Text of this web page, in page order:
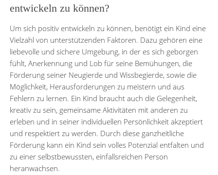
entwickeln zu können?
Um sich positiv entwickeln zu können, benötigt ein Kind eine
Vielzahl von unterstützenden Faktoren. Dazu gehören eine
liebevolle und sichere Umgebung, in der es sich geborgen
fühlt, Anerkennung und Lob für seine Bemühungen, die
Förderung seiner Neugierde und Wissbegierde, sowie die
Möglichkeit, Herausforderungen zu meistern und aus
Fehlern zu lernen. Ein Kind braucht auch die Gelegenheit,
kreativ zu sein, gemeinsame Aktivitäten mit anderen zu
erleben und in seiner individuellen Persönlichkeit akzeptiert
und respektiert zu werden. Durch diese ganzheitliche
Förderung kann ein Kind sein volles Potenzial entfalten und
zu einer selbstbewussten, einfallsreichen Person
heranwachsen.